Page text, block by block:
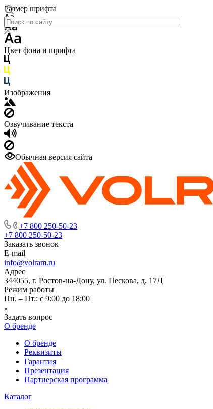
Размер шрифта
Цвет фона и шрифта
Изображения
Озвучивание текста
Обычная версия сайта
+7 800 250-50-23
+7 800 250-50-23
Заказать звонок
E-mail
info@volram.ru
Адрес
344055, г. Ростов-на-Дону, ул. Пескова, д. 17Д
Режим работы
Пн. – Пт.: с 9:00 до 18:00
Задать вопрос
О бренде
О бренде
Реквизиты
Гарантия
Презентация
Партнерская программа
Каталог